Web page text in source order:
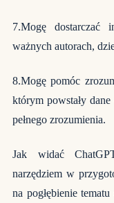
7.Mogę dostarczać
ważnych autorach,
8.Mogę pomóc
którym powstały
pełnego zrozumienia.
Jak widać
narzędziem w
na pogłębienie